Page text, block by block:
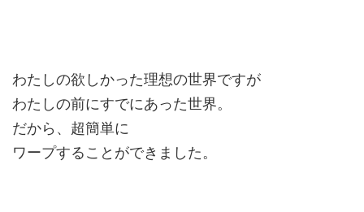
わたしの欲しかった理想の世界ですが
わたしの前にすでにあった世界。
だから、超簡単に
ワープすることができました。